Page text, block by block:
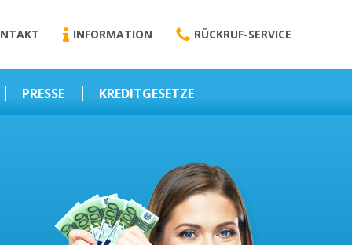
INFORMATION RÜCKRUF-SERVICE
PRESSE KREDITGESETZE
Darlehensvermittlung
Nebenentgelte
Kreditvermittlung